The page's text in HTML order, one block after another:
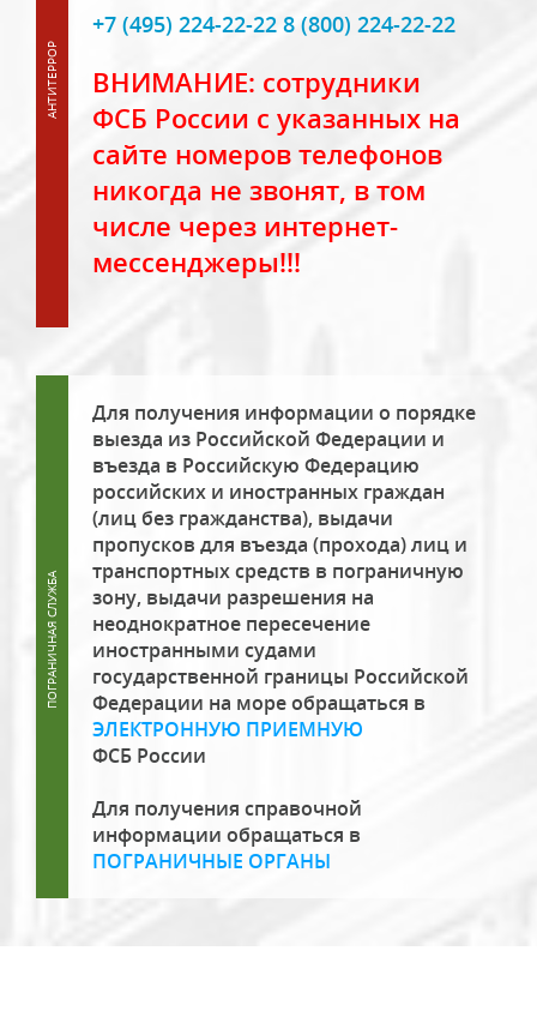
+7 (495) 224-22-22 8 (800) 224-22-22
ВНИМАНИЕ: сотрудники
ФСБ России с указанных на
сайте номеров телефонов
никогда не звонят, в том
числе через интернет-
мессенджеры!!!
Для получения информации о порядке
выезда из Российской Федерации и
въезда в Российскую Федерацию
российских и иностранных граждан
(лиц без гражданства), выдачи
пропусков для въезда (прохода) лиц и
транспортных средств в пограничную
зону, выдачи разрешения на
неоднократное пересечение
иностранными судами
государственной границы Российской
Федерации на море обращаться в
ЭЛЕКТРОННУЮ ПРИЕМНУЮ
ФСБ России
Для получения справочной
информации обращаться в
ПОГРАНИЧНЫЕ ОРГАНЫ